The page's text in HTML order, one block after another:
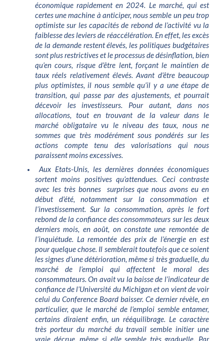
économique rapidement en 2024. Le marché, qui est
certes une machine à anticiper, nous semble un peu trop
optimiste sur les capacités de rebond de l’activité vu la
faiblesse des leviers de réaccélération. En effet, les excès
de la demande restent élevés, les politiques budgétaires
sont plus restrictives et le processus de désinflation, bien
qu’en cours, risque d’être lent, forçant le maintien de
taux réels relativement élevés. Avant d’être beaucoup
plus optimistes, il nous semble qu’il y a une étape de
transition, qui passe par des ajustements, et pourrait
décevoir les investisseurs. Pour autant, dans nos
allocations, tout en trouvant de la valeur dans le
marché obligataire vu le niveau des taux, nous ne
sommes que très modérément sous pondérés sur les
actions compte tenu des valorisations qui nous
paraissent moins excessives.
Aux Etats-Unis, les dernières données économiques
sortent moins positives qu’attendues. Ceci contraste
avec les très bonnes surprises que nous avons eu en
début d’été, notamment sur la consommation et
l’investissement. Sur la consommation, après le fort
rebond de la confiance des consommateurs sur les deux
derniers mois, en août, on constate une remontée de
l’inquiétude. La remontée des prix de l’énergie en est
pour quelque chose. Il semblerait toutefois que ce soient
les signes d’une détérioration, même si très graduelle, du
marché de l’emploi qui affectent le moral des
consommateurs. On avait vu la baisse de l’indicateur de
confiance de l’Université du Michigan et on vient de voir
celui du Conference Board baisser. Ce dernier révèle, en
particulier, que le marché de l’emploi semble entamer,
certains diraient enfin, un rééquilibrage. Le caractère
très porteur du marché du travail semble initier une